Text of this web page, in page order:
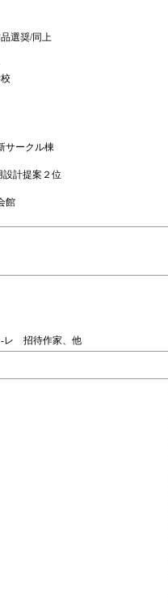
選奨/同上
サークル棟
設計提案２位
館
-レ 招待作家、他